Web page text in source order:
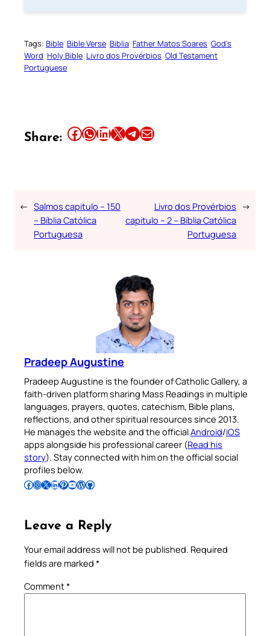
Tags: Bible Bible Verse Biblia Father Matos Soares God’s
Word Holy Bible Livro dos Provérbios Old Testament
Portuguese
Share: Share this article on Facebook Share this article on WhatsApp Share this article on LinkedIn Share this article on X Share this article on TelegramEmail this Article
← Salmos capitulo – 150
– Bíblia Católica
Portuguesa
Livro dos Provérbios
capitulo – 2 – Bíblia Católica
Portuguesa
→
Pradeep Augustine
Pradeep Augustine is the founder of Catholic Gallery, a
faith-driven platform sharing Mass Readings in multiple
languages, prayers, quotes, catechism, Bible plans,
reflections, and other spiritual resources since 2013.
He manages the website and the officialAndroid/iOS
apps alongside his professional career (Read his
story). Stay connected with him on the official social
profiles below.
Follow Pradeep on Facebook Follow Pradeep on InstagramFollow Pradeep on X Follow Pradeep on LinkedIn Follow Pradeep on Pinterest Subscribe to Pradeep’s Youtube Channel Follow Pradeep on WordPress Follow Pradeep on GitHub
Leave a Reply
Your email address will not be published. Required
fields are marked *
Comment*